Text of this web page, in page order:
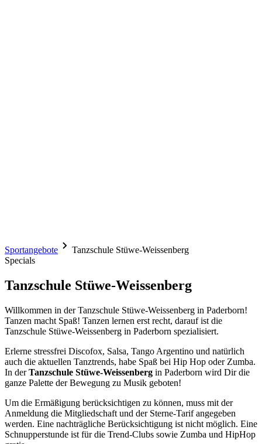
Sportangebote
Tanzschule Stüwe-Weissenberg
Specials
Tanzschule Stüwe-Weissenberg
Willkommen in der Tanzschule Stüwe-Weissenberg in Paderborn!
Tanzen macht Spaß! Tanzen lernen erst recht, darauf ist die
Tanzschule Stüwe-Weissenberg in Paderborn spezialisiert.
Erlerne stressfrei Discofox, Salsa, Tango Argentino und natürlich
auch die aktuellen Tanztrends, habe Spaß bei Hip Hop oder Zumba.
In derTanzschule Stüwe-Weissenberg in Paderborn wird Dir die
ganze Palette der Bewegung zu Musik geboten!
Um die Ermäßigung berücksichtigen zu können, muss mit der
Anmeldung die Mitgliedschaft und der Sterne-Tarif angegeben
werden. Eine nachträgliche Berücksichtigung ist nicht möglich. Eine
Schnupperstunde ist für die Trend-Clubs sowie Zumba und HipHop